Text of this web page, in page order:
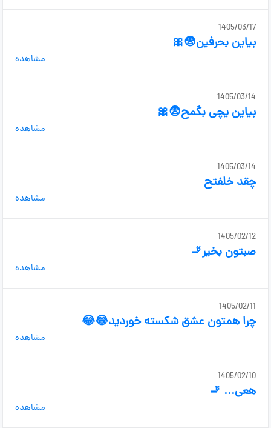
1405/03/17
بیاین بحرفین😨🎀
مشاهده
1405/03/14
بیاین یچی بگمح😨🎀
مشاهده
1405/03/14
چقد خلفتح
مشاهده
1405/02/12
صبتون بخیر🚬
مشاهده
1405/02/11
چرا همتون عشق شکسته خوردید😂😂
مشاهده
1405/02/10
هعی... 🚬
مشاهده